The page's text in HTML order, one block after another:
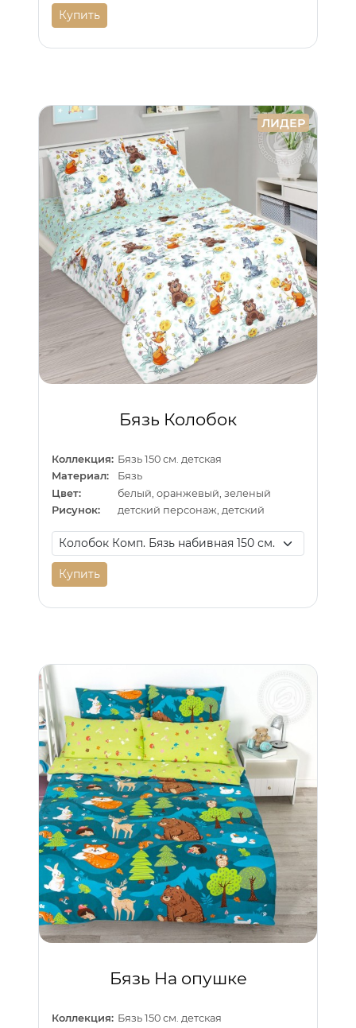
Купить
ЛИДЕР
Бязь Колобок
Коллекция: Бязь 150 см. детская
Материал:
Бязь
Цвет:
белый, оранжевый, зеленый
Рисунок:
детский персонаж, детский
Купить
Бязь На опушке
Коллекция: Бязь 150 см. детская